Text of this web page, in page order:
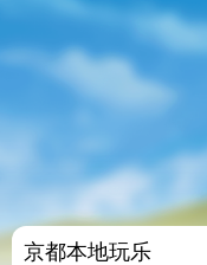
京都本地玩乐